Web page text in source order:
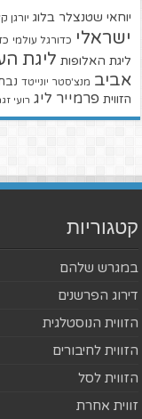
יוחאי שטנצלר בלוג יורגן
ישראלי כדורגל עולמי
ליגת האלופות ליגת
אביב מנצ'סטר יונייטד
הזווית פרמייר ליג רועי
קטגוריות
במגרש שלהם
דירוג הפרשנים
הזווית הנוסטלגית
הזווית לחיבורים
הזווית לסל
זווית אחרת